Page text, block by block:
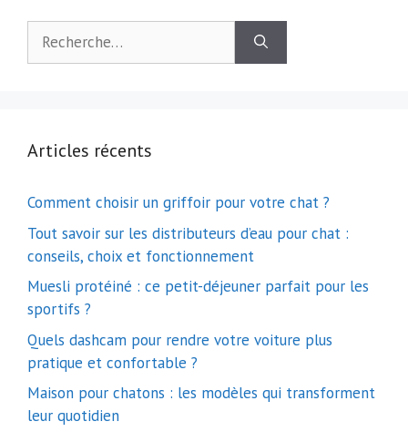
Articles récents
Comment choisir un griffoir pour votre chat ?
Tout savoir sur les distributeurs d’eau pour chat :
conseils, choix et fonctionnement
Muesli protéiné : ce petit-déjeuner parfait pour les
sportifs ?
Quels dashcam pour rendre votre voiture plus
pratique et confortable ?
Maison pour chatons : les modèles qui transforment
leur quotidien